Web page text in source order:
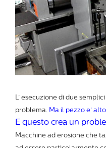
L’ esecuzione di due
problema.
Ma il pezzo e’
E questo crea un
Macchine ad erosione che